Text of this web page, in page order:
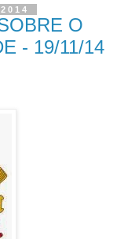
O
- 19/11/14